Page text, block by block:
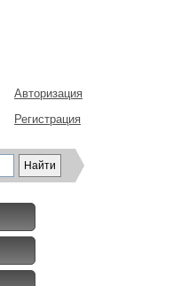
Авторизация
Регистрация